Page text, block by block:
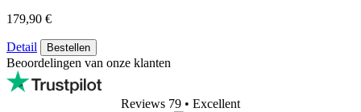
179,90 €
Detail Bestellen
Beoordelingen van onze klanten
Reviews 79 • Excellent